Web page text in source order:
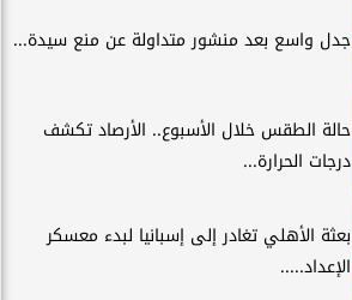
جدل واسع بعد منشور متداولة عن منع سيدة...
حالة الطقس خلال الأسبوع.. الأرصاد تكشف
درجات الحرارة...
بعثة الأهلي تغادر إلى إسبانيا لبدء معسكر
الإعداد.....